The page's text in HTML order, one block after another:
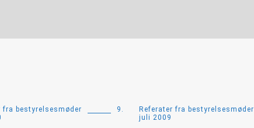
fra bestyrelsesmøder
9.
Referater fra bestyrelsesmøder
juli 2009